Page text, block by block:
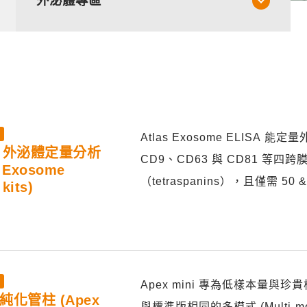
泌體定量分析
kits)
Atlas Exosome ELISA 能定量
CD9、CD63 與 CD81 等四跨
（tetraspanins），且僅需 50
化管柱 (Apex
Apex mini 專為低樣本量與珍貴